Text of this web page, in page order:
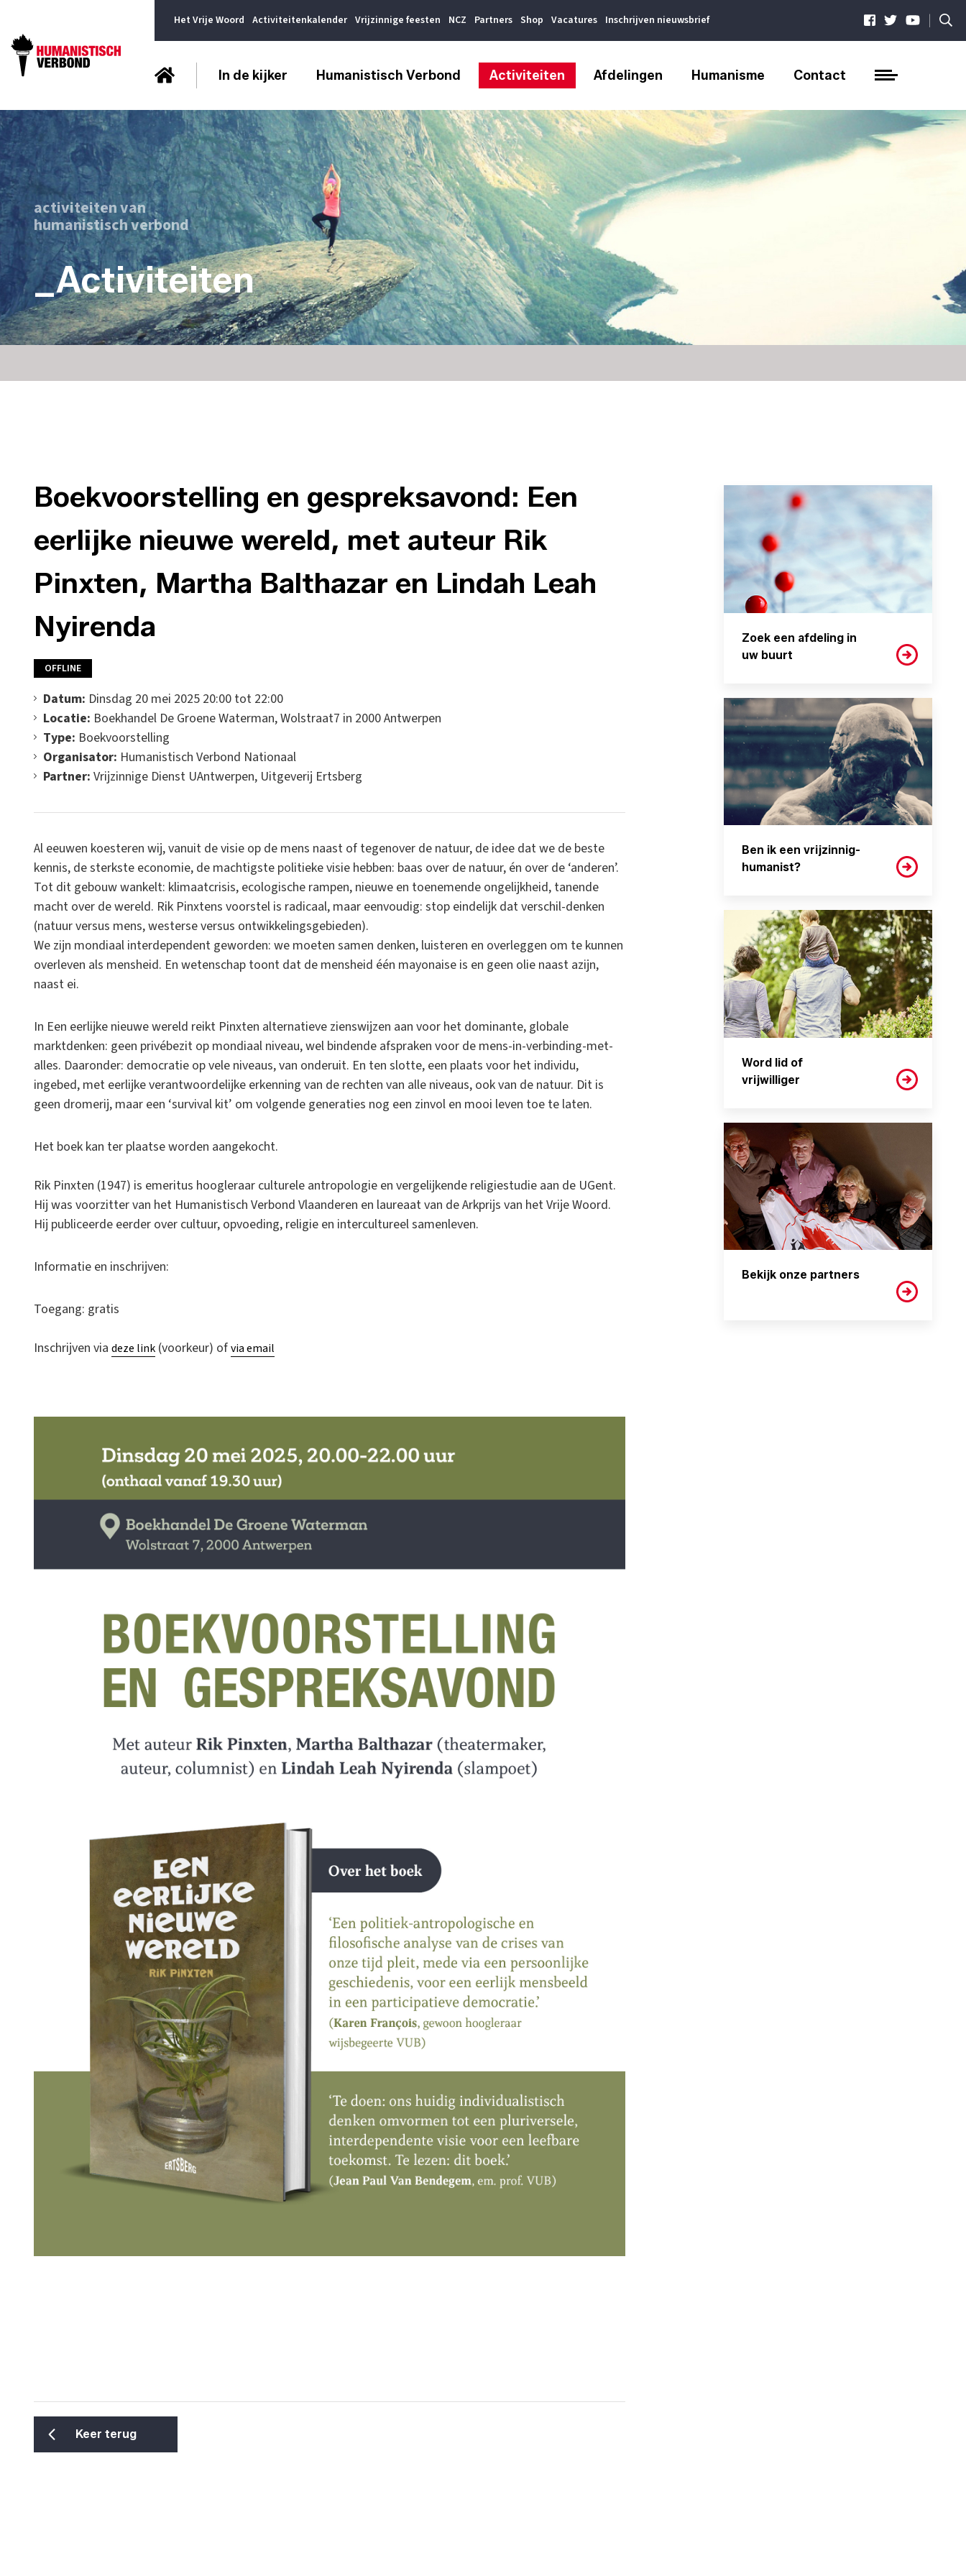
Het Vrije Woord Activiteitenkalender Vrijzinnige feesten NCZ Partners Shop Vacatures Inschrijven nieuwsbrief |
In de kijker Humanistisch Verbond Activiteiten Afdelingen Humanisme Contact
activiteiten van
humanistisch verbond
_Activiteiten
Boekvoorstelling en gespreksavond: Een
eerlijke nieuwe wereld, met auteur Rik
Pinxten, Martha Balthazar en Lindah Leah
Nyirenda
OFFLINE
Datum: Dinsdag 20 mei 2025 20:00 tot 22:00
Locatie: Boekhandel De Groene Waterman, Wolstraat7 in 2000 Antwerpen
Type: Boekvoorstelling
Organisator: Humanistisch Verbond Nationaal
Partner: Vrijzinnige Dienst UAntwerpen, Uitgeverij Ertsberg
Al eeuwen koesteren wij, vanuit de visie op de mens naast of tegenover de natuur, de idee dat we de beste
kennis, de sterkste economie, de machtigste politieke visie hebben: baas over de natuur, én over de ‘anderen’.
Tot dit gebouw wankelt: klimaatcrisis, ecologische rampen, nieuwe en toenemende ongelijkheid, tanende
macht over de wereld. Rik Pinxtens voorstel is radicaal, maar eenvoudig: stop eindelijk dat verschil-denken
(natuur versus mens, westerse versus ontwikkelingsgebieden).
We zijn mondiaal interdependent geworden: we moeten samen denken, luisteren en overleggen om te kunnen
overleven als mensheid. En wetenschap toont dat de mensheid één mayonaise is en geen olie naast azijn,
naast ei.
In Een eerlijke nieuwe wereld reikt Pinxten alternatieve zienswijzen aan voor het dominante, globale
marktdenken: geen privébezit op mondiaal niveau, wel bindende afspraken voor de mens-in-verbinding-met-
alles. Daaronder: democratie op vele niveaus, van onderuit. En ten slotte, een plaats voor het individu,
ingebed, met eerlijke verantwoordelijke erkenning van de rechten van alle niveaus, ook van de natuur. Dit is
geen dromerij, maar een ‘survival kit’ om volgende generaties nog een zinvol en mooi leven toe te laten.
Het boek kan ter plaatse worden aangekocht.
Rik Pinxten (1947) is emeritus hoogleraar culturele antropologie en vergelijkende religiestudie aan de UGent.
Hij was voorzitter van het Humanistisch Verbond Vlaanderen en laureaat van de Arkprijs van het Vrije Woord.
Hij publiceerde eerder over cultuur, opvoeding, religie en intercultureel samenleven.
Informatie en inschrijven:
Toegang: gratis
Inschrijven via deze link (voorkeur) ofvia email
Keer terug
Zoek een afdeling in
uw buurt
Ben ik een vrijzinnig-
humanist?
Word lid of
vrijwilliger
Bekijk onze partners